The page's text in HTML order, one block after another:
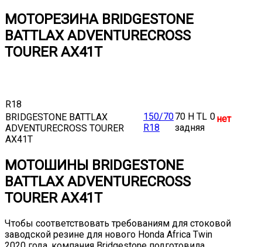
МОТОРЕЗИНА BRIDGESTONE
BATTLAX ADVENTURECROSS
TOURER AX41T
R18
BRIDGESTONE BATTLAX
ADVENTURECROSS TOURER
AX41T
150/70
R18
70 H TL
задняя
0нет
МОТОШИНЫ BRIDGESTONE
BATTLAX ADVENTURECROSS
TOURER AX41T
Чтобы соответствовать требованиям для стоковой
заводской резине для нового Honda Africa Twin